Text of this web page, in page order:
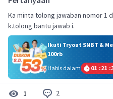
Ka minta tolong jawaban nomor 1
k.tolong bantu jawab i.
Ikuti Tryout SNBT &
100rb
Habis dalam
01 :21 :
1 2